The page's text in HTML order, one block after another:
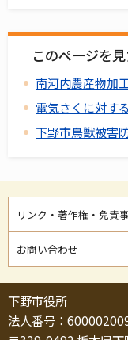
このページを
南河内農産物加
電気さくに対す
下野市鳥獣被害
リンク・著作権・免責
お問い合わせ
下野市役所
法人番号：